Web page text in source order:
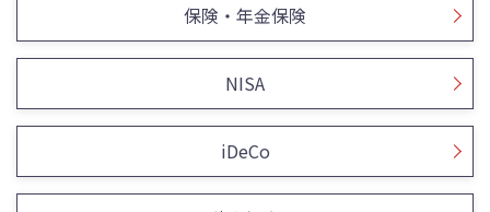
保険・年金保険
NISA
iDeCo